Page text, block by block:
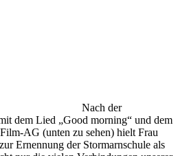
Nach der
dem Lied „Good morning“ und dem
AG (unten zu sehen) hielt Frau
Ernennung der Stormarnschule als